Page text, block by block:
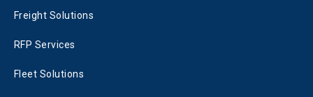
Freight Solutions
RFP Services
Fleet Solutions